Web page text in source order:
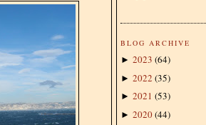
BLOG ARCHIVE
► 2023 (64)
► 2022 (35)
► 2021 (53)
► 2020(44)